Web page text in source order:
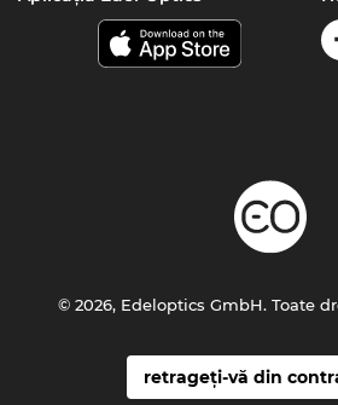
retrageți-vă din
© 2026, Edeloptics GmbH. Toate